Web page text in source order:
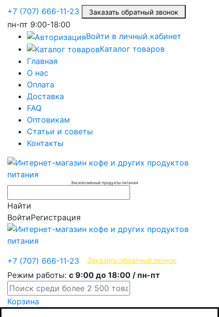
+7 (707) 666-11-23 Заказать обратный звонок
пн-пт 9:00-18:00
Войти в личный кабинет
Каталог товаров
Главная
О нас
Оплата
Доставка
FAQ
Оптовикам
Статьи и советы
Контакты
Эксклюзивные продукты питания
Найти
ВойтиРегистрация
+7 (707) 666-11-23 Заказать обратный звонок
Режим работы: с 9:00 до 18:00 / пн-пт
Корзина